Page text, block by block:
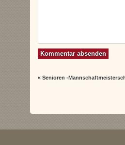
«Senioren -